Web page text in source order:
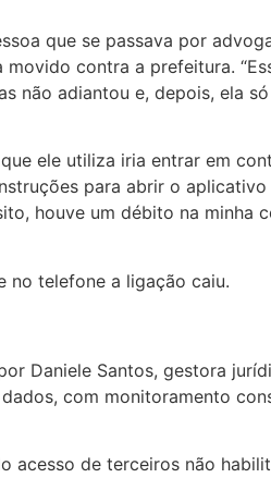
que se passava por
contra a prefeitura.
não adiantou e, depois, ela
ele utiliza iria entrar em
para abrir o
houve um débito na minha
no telefone a ligação caiu.
Daniele Santos, gestora
com monitoramento
acesso de terceiros não